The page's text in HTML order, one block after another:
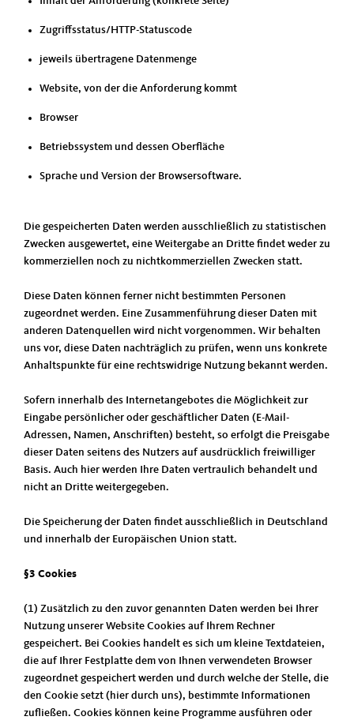
Zugriffsstatus/HTTP-Statuscode
jeweils übertragene Datenmenge
Website, von der die Anforderung kommt
Browser
Betriebssystem und dessen Oberfläche
Sprache und Version der Browsersoftware.
Die gespeicherten Daten werden ausschließlich zu statistischen
Zwecken ausgewertet, eine Weitergabe an Dritte findet weder zu
kommerziellen noch zu nichtkommerziellen Zwecken statt.
Diese Daten können ferner nicht bestimmten Personen
zugeordnet werden. Eine Zusammenführung dieser Daten mit
anderen Datenquellen wird nicht vorgenommen. Wir behalten
uns vor, diese Daten nachträglich zu prüfen, wenn uns konkrete
Anhaltspunkte für eine rechtswidrige Nutzung bekannt werden.
Sofern innerhalb des Internetangebotes die Möglichkeit zur
Eingabe persönlicher oder geschäftlicher Daten (E-Mail-
Adressen, Namen, Anschriften) besteht, so erfolgt die Preisgabe
dieser Daten seitens des Nutzers auf ausdrücklich freiwilliger
Basis. Auch hier werden Ihre Daten vertraulich behandelt und
nicht an Dritte weitergegeben.
Die Speicherung der Daten findet ausschließlich in Deutschland
und innerhalb der Europäischen Union statt.
§3 Cookies
(1) Zusätzlich zu den zuvor genannten Daten werden bei Ihrer
Nutzung unserer Website Cookies auf Ihrem Rechner
gespeichert. Bei Cookies handelt es sich um kleine Textdateien,
die auf Ihrer Festplatte dem von Ihnen verwendeten Browser
zugeordnet gespeichert werden und durch welche der Stelle, die
den Cookie setzt (hier durch uns), bestimmte Informationen
zufließen. Cookies können keine Programme ausführen oder